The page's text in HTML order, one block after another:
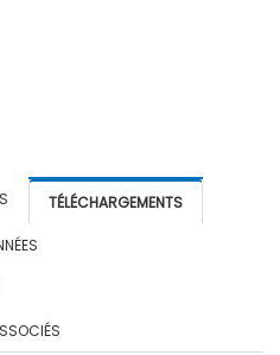
TÉLÉCHARGEMENTS